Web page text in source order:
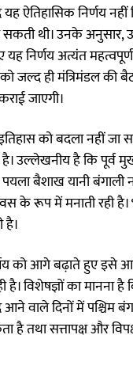
ऐतिहासिक निर्णय नहीं
थी। उनके
निर्णय अत्यंत
जल्द ही मंत्रिमंडल
जाएगी।
को बदला नहीं
उल्लेखनीय है कि पूर्व
बैशाख यानी
के रूप में मनाती रही
है।
को आगे बढ़ाते हुए इसे
विशेषज्ञों का मानना है
वाले दिनों में पश्चिम
है तथा सत्तापक्ष और